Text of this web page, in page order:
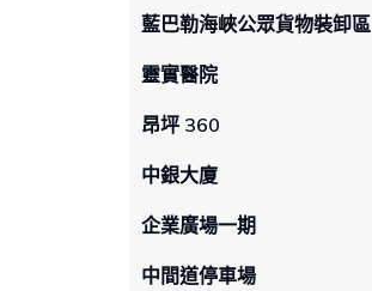
藍巴勒海峽公眾貨物裝卸區
靈實醫院
昂坪 360
中銀大廈
企業廣場一期
中間道停車場